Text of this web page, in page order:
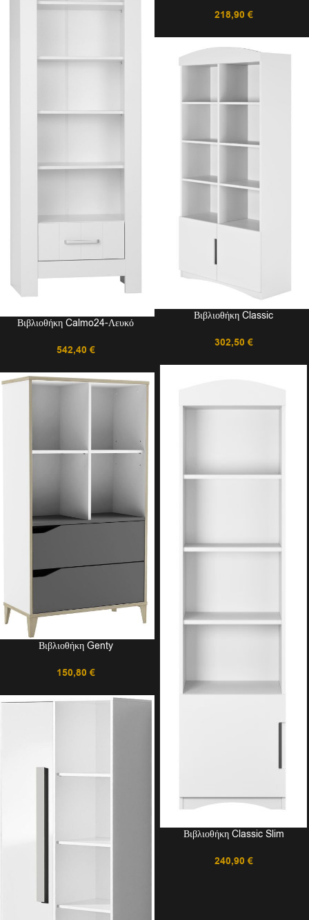
218,90 €
Βιβλιοθήκη Calmo24-Λευκό
542,40 €
Βιβλιοθήκη Classic
302,50 €
Βιβλιοθήκη Classic Slim
240,90 €
Βιβλιοθήκη Genty
150,80 €